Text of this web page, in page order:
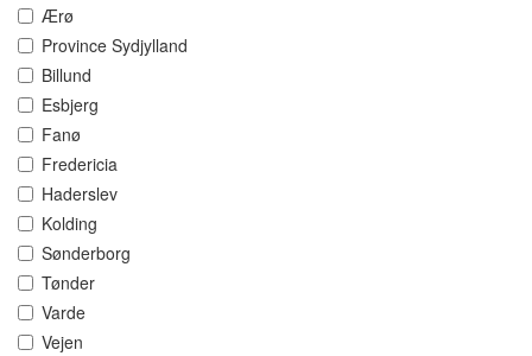
Ærø
Province Sydjylland
Billund
Esbjerg
Fanø
Fredericia
Haderslev
Kolding
Sønderborg
Tønder
Varde
Vejen